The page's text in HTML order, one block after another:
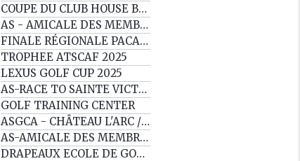
COUPE DU CLUB HOUSE BY BEAU DOMAINE
AS - AMICALE DES MEMBRES
FINALE RÉGIONALE PACA SOMABAY WORLD CUP
TROPHEE ATSCAF 2025
LEXUS GOLF CUP 2025
AS-RACE TO SAINTE VICTOIRE EP6
GOLF TRAINING CENTER
ASGCA - CHÂTEAU L'ARC / ESTEREL
AS-AMICALE DES MEMBRES
DRAPEAUX ECOLE DE GOLF